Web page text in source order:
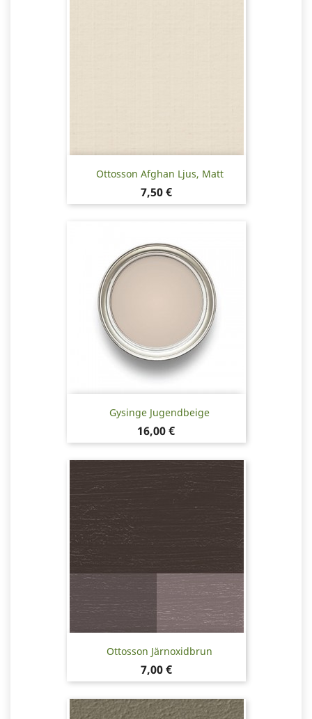
Ottosson Afghan Ljus, Matt
Pris
7,50 €
Gysinge Jugendbeige
Pris
16,00 €
Ottosson Järnoxidbrun
Pris
7,00 €